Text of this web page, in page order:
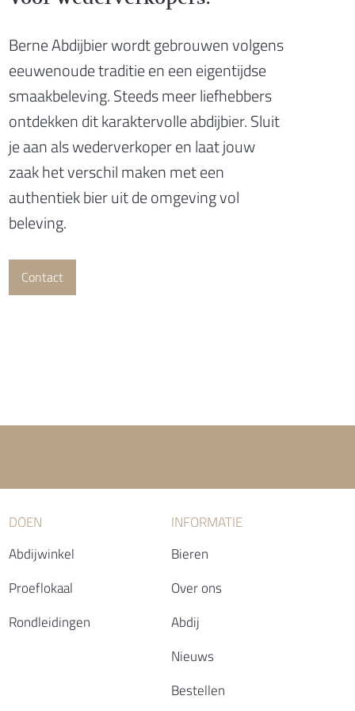
Berne Abdijbier wordt gebrouwen volgens
eeuwenoude traditie en een eigentijdse
smaakbeleving. Steeds meer liefhebbers
ontdekken dit karaktervolle abdijbier. Sluit
je aan als wederverkoper en laat jouw
zaak het verschil maken met een
authentiek bier uit de omgeving vol
beleving.
Contact
DOEN
Abdijwinkel
Proeflokaal
Rondleidingen
INFORMATIE
Bieren
Over ons
Abdij
Nieuws
Bestellen